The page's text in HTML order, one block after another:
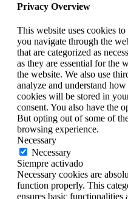
Privacy Overview
This website uses cookies
you navigate through the
that are categorized as
as they are essential for the
the website. We also use
analyze and understand
cookies will be stored in
consent. You also have the
But opting out of some of
browsing experience.
Necessary
Necessary
Siempre activado
Necessary cookies are
function properly. This
ensures basic functionalities